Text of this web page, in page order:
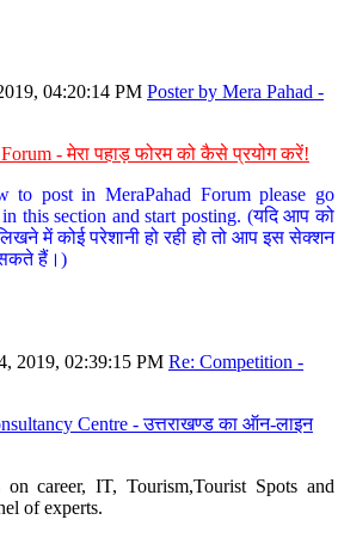
04:20:14 PM Poster by Mera Pahad -
- मेरा पहाड़ फोरम को कैसे प्रयोग करें!
post in MeraPahad Forum please go
this section and start posting. (यदि आप को
में कोई परेशानी हो रही हो तो आप इस सेक्शन
हैं।)
2019, 02:39:15 PM Re: Competition -
Centre - उत्तराखण्ड का ऑन-लाइन
career, IT, Tourism,Tourist Spots and
of experts.